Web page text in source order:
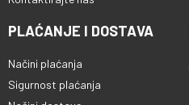
PLAĆANJE I DOSTAVA
Načini plaćanja
Sigurnost plaćanja